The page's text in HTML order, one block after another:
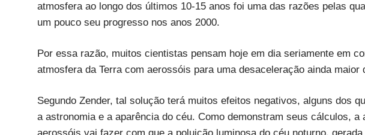
atmosfera ao longo dos últimos 10-15 anos foi uma das razões pelas
um pouco seu progresso nos anos 2000.
Por essa razão, muitos cientistas pensam hoje em dia seriamente em
atmosfera da Terra com aerossóis para uma desaceleração ainda maior
Segundo Zender, tal solução terá muitos efeitos negativos, alguns dos
a astronomia e a aparência do céu. Como demonstram seus cálculos, a